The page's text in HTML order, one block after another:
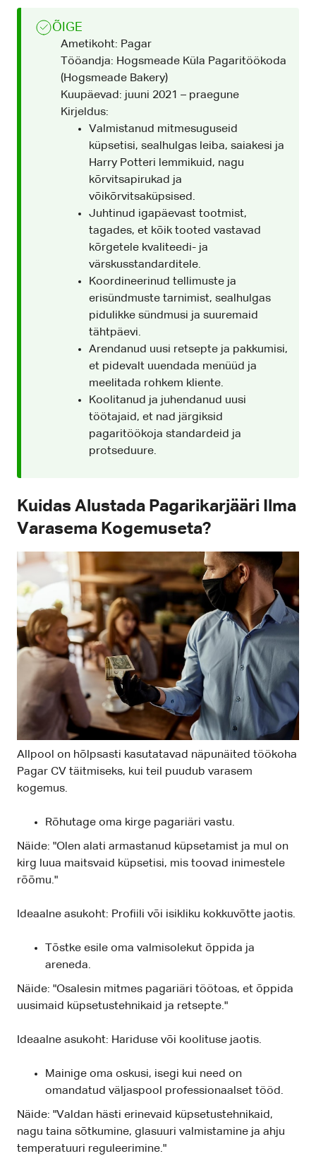
ÕIGE
Ametikoht: Pagar
Tööandja: Hogsmeade Küla Pagaritöökoda
(Hogsmeade Bakery)
Kuupäevad: juuni 2021 – praegune
Kirjeldus:
Valmistanud mitmesuguseid
küpsetisi, sealhulgas leiba, saiakesi ja
Harry Potteri lemmikuid, nagu
kõrvitsapirukad ja
võikõrvitsaküpsised.
Juhtinud igapäevast tootmist,
tagades, et kõik tooted vastavad
kõrgetele kvaliteedi- ja
värskusstandarditele.
Koordineerinud tellimuste ja
erisündmuste tarnimist, sealhulgas
pidulikke sündmusi ja suuremaid
tähtpäevi.
Arendanud uusi retsepte ja pakkumisi,
et pidevalt uuendada menüüd ja
meelitada rohkem kliente.
Koolitanud ja juhendanud uusi
töötajaid, et nad järgiksid
pagaritöökoja standardeid ja
protseduure.
Kuidas Alustada Pagarikarjääri Ilma
Varasema Kogemuseta?
Allpool on hõlpsasti kasutatavad näpunäited töökoha
Pagar CV täitmiseks, kui teil puudub varasem
kogemus.
Rõhutage oma kirge pagariäri vastu.
Näide: "Olen alati armastanud küpsetamist ja mul on
kirg luua maitsvaid küpsetisi, mis toovad inimestele
rõõmu."
Ideaalne asukoht: Profiili või isikliku kokkuvõtte jaotis.
Tõstke esile oma valmisolekut õppida ja
areneda.
Näide: "Osalesin mitmes pagariäri töötoas, et õppida
uusimaid küpsetustehnikaid ja retsepte."
Ideaalne asukoht: Hariduse või koolituse jaotis.
Mainige oma oskusi, isegi kui need on
omandatud väljaspool professionaalset tööd.
Näide: "Valdan hästi erinevaid küpsetustehnikaid,
nagu taina sõtkumine, glasuuri valmistamine ja ahju
temperatuuri reguleerimine."